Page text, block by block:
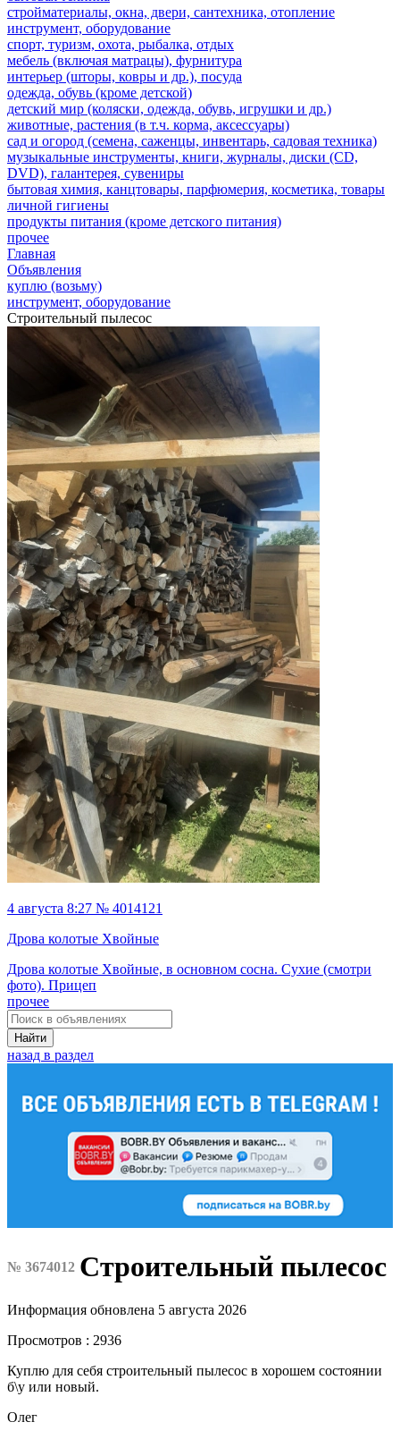
стройматериалы, окна, двери, сантехника, отопление
инструмент, оборудование
спорт, туризм, охота, рыбалка, отдых
мебель (включая матрацы), фурнитура
интерьер (шторы, ковры и др.), посуда
одежда, обувь (кроме детской)
детский мир (коляски, одежда, обувь, игрушки и др.)
животные, растения (в т.ч. корма, аксессуары)
сад и огород (семена, саженцы, инвентарь, садовая техника)
музыкальные инструменты, книги, журналы, диски (CD,
DVD), галантерея, сувениры
бытовая химия, канцтовары, парфюмерия, косметика, товары
личной гигиены
продукты питания (кроме детского питания)
прочее
Главная
Объявления
куплю (возьму)
инструмент, оборудование
Строительный пылесос
4 августа 8:27 № 4014121
Дрова колотые Хвойные
Дрова колотые Хвойные, в основном сосна. Сухие (смотри
фото). Прицеп
прочее
Найти
назад в раздел
№ 3674012 Строительный пылесос
Информация обновлена 5 августа 2026
Просмотров : 2936
Куплю для себя строительный пылесос в хорошем состоянии
б\у или новый.
Олег